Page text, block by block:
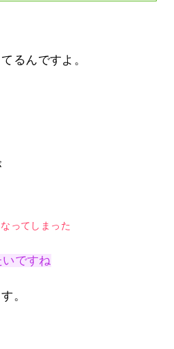
るんですよ。
ってしまった
ですね
。